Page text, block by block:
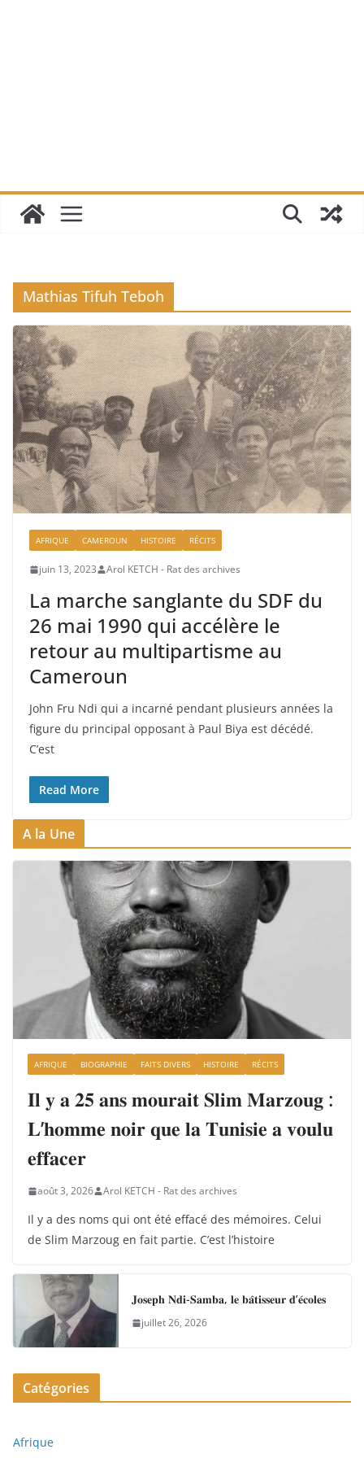
Mathias Tifuh Teboh
AFRIQUE CAMEROUN HISTOIRE RÉCITS
juin 13, 2023 Arol KETCH - Rat des archives
La marche sanglante du SDF du
26 mai 1990 qui accélère le
retour au multipartisme au
Cameroun
John Fru Ndi qui a incarné pendant plusieurs années la
figure du principal opposant à Paul Biya est décédé.
C’est
Read More
A la Une
AFRIQUE BIOGRAPHIE FAITS DIVERS HISTOIRE RÉCITS
𝐈𝐥 𝐲 𝐚 𝟐𝟓 𝐚𝐧𝐬 𝐦𝐨𝐮𝐫𝐚𝐢𝐭 𝐒𝐥𝐢𝐦 𝐌𝐚𝐫𝐳𝐨𝐮𝐠 :
𝐋’𝐡𝐨𝐦𝐦𝐞 𝐧𝐨𝐢𝐫 𝐪𝐮𝐞 𝐥𝐚 𝐓𝐮𝐧𝐢𝐬𝐢𝐞 𝐚 𝐯𝐨𝐮𝐥𝐮
𝐞𝐟𝐟𝐚𝐜𝐞𝐫
août 3, 2026 Arol KETCH - Rat des archives
Il y a des noms qui ont été effacé des mémoires. Celui
de Slim Marzoug en fait partie. C’est l’histoire
𝐉𝐨𝐬𝐞𝐩𝐡 𝐍𝐝𝐢-𝐒𝐚𝐦𝐛𝐚, 𝐥𝐞 𝐛𝐚̂𝐭𝐢𝐬𝐬𝐞𝐮𝐫 𝐝’𝐞́𝐜𝐨𝐥𝐞𝐬
juillet 26, 2026
Catégories
Afrique